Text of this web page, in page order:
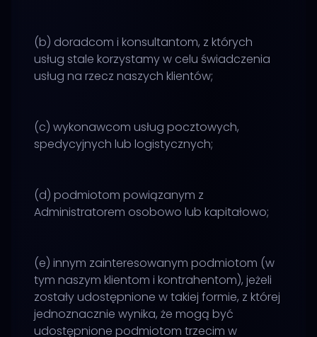
(b) doradcom i konsultantom, z których
usług stale korzystamy w celu świadczenia
usług na rzecz naszych klientów;
(c) wykonawcom usług pocztowych,
spedycyjnych lub logistycznych;
(d) podmiotom powiązanym z
Administratorem osobowo lub kapitałowo;
(e) innym zainteresowanym podmiotom (w
tym naszym klientom i kontrahentom), jeżeli
zostały udostępnione w takiej formie, z której
jednoznacznie wynika, że mogą być
udostępnione podmiotom trzecim w